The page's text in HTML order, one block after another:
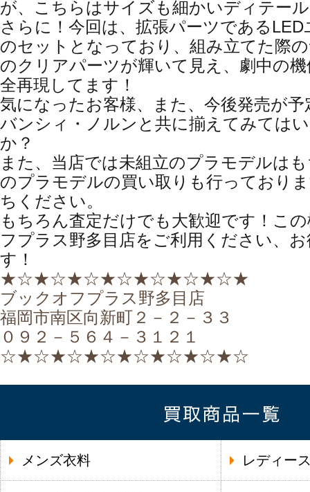
が、こちらはサイズも細かいディテー
さらに！今回は、拡張パーツである
のセットとなっており、組み立てた際
のクリアパーツが輝いて見え、劇中の
全再現してます！
気になったお客様、また、今後発売が
バンシィ・ノルンと共に揃えてみては
か？
また、当店では未組立のプラモデルは
のプラモデルの買い取りも行っており
ちください。
もちろん査定だけでも大歓迎です！こ
フプラス野多目店をご利用ください、
す！
★☆★☆★☆★☆★☆★☆★☆★
ブックオフプラス野多目店
福岡市南区向新町２－２－３３
０９２－５６４－３１２１
☆★☆★☆★☆★☆★☆★☆★☆
メンズ衣料 レディー